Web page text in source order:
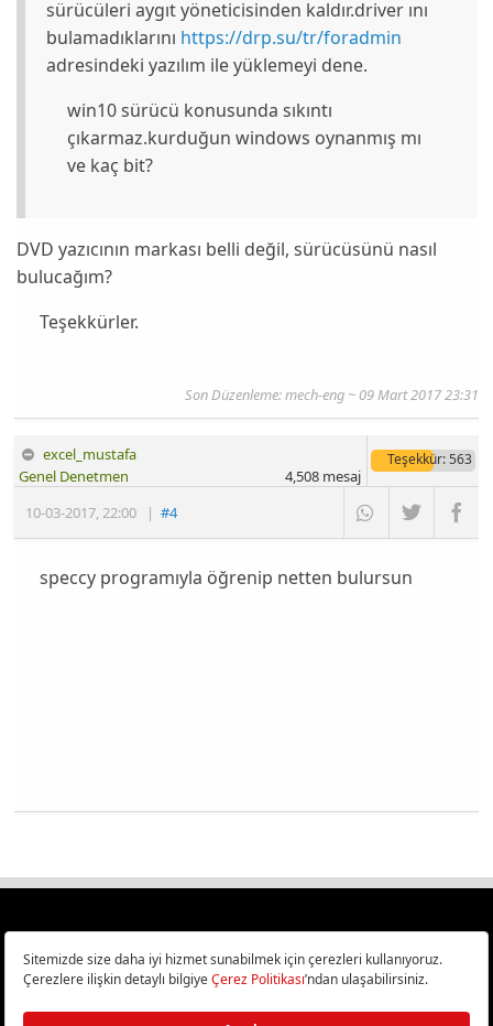
sürücüleri aygıt yöneticisinden kaldır.driver ını
bulamadıklarını https://drp.su/tr/foradmin
adresindeki yazılım ile yüklemeyi dene.
win10 sürücü konusunda sıkıntı
çıkarmaz.kurduğun windows oynanmış mı
ve kaç bit?
DVD yazıcının markası belli değil, sürücüsünü nasıl
bulucağım?
Teşekkürler.
Son Düzenleme: mech-eng ~ 09 Mart 2017 23:31
excel_mustafa
10-03-2017,22:00 |#4
Genel Denetmen
Teşekkür: 563
4,508mesaj
speccy programıyla öğrenip netten bulursun
Türkiye
Bilişim ve Teknoloji Haberleri CHIP Online’da!